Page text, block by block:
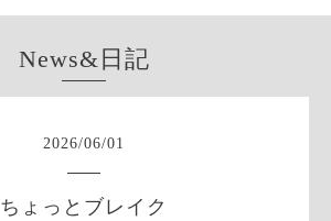
News&日記
2026/06/01
ちょっとブレイク